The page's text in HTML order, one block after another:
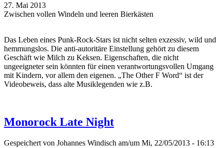
27. Mai 2013
Zwischen vollen Windeln und leeren Bierkästen
Das Leben eines Punk-Rock-Stars ist nicht selten exzessiv, wild und
hemmungslos. Die anti-autoritäre Einstellung gehört zu diesem
Geschäft wie Milch zu Keksen. Eigenschaften, die nicht
ungeeigneter sein könnten für einen verantwortungsvollen Umgang
mit Kindern, vor allem den eigenen. „The Other F Word“ ist der
Videobeweis, dass alte Musiklegenden wie z.B.
Monorock Late Night
Gespeichert von Johannes Windisch am/um Mi, 22/05/2013 - 16:13